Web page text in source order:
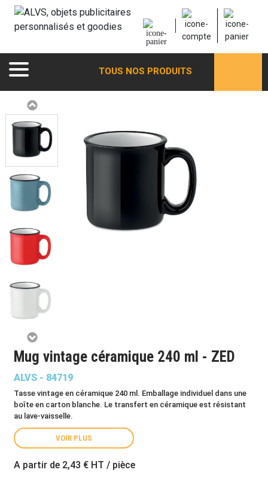
TOUS NOS PRODUITS
Mug vintage céramique 240 ml - ZED
ALVS - 84719
Tasse vintage en céramique 240 ml. Emballage individuel dans une
boîte en carton blanche. Le transfert en céramique est résistant
au lave-vaisselle.
VOIR PLUS
A partir de 2,43 € HT / pièce